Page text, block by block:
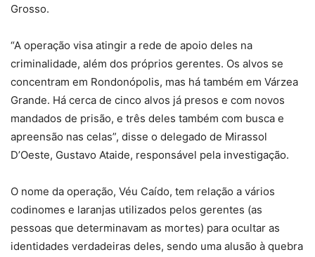
Grosso.
“A operação visa atingir a rede de apoio deles na
criminalidade, além dos próprios gerentes. Os alvos se
concentram em Rondonópolis, mas há também em Várzea
Grande. Há cerca de cinco alvos já presos e com novos
mandados de prisão, e três deles também com busca e
apreensão nas celas”, disse o delegado de Mirassol
D’Oeste, Gustavo Ataide, responsável pela investigação.
O nome da operação, Véu Caído, tem relação a vários
codinomes e laranjas utilizados pelos gerentes (as
pessoas que determinavam as mortes) para ocultar as
identidades verdadeiras deles, sendo uma alusão à quebra